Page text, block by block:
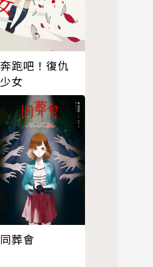
奔跑吧！復仇
少女
同葬會